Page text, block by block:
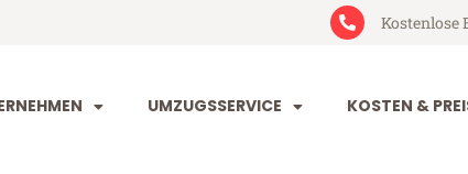
Kostenlose
UMZUGSSERVICE KOSTEN &